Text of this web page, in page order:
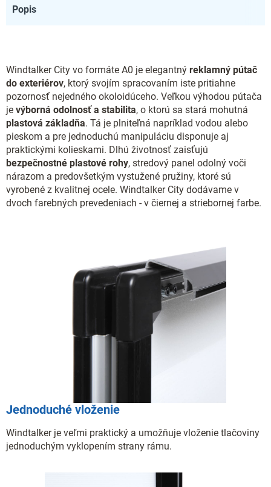
Popis
Windtalker City vo formáte A0 je elegantný reklamný pútač
do exteriérov, ktorý svojím spracovaním iste pritiahne
pozornosť nejedného okoloidúceho. Veľkou výhodou pútača
je výborná odolnosť a stabilita, o ktorú sa stará mohutná
plastová základňa. Tá je plniteľná napríklad vodou alebo
pieskom a pre jednoduchú manipuláciu disponuje aj
praktickými kolieskami. Dlhú životnosť zaisťujú
bezpečnostné plastové rohy, stredový panel odolný voči
nárazom a predovšetkým vystužené pružiny, ktoré sú
vyrobené z kvalitnej ocele. Windtalker City dodávame v
dvoch farebných prevedeniach - v čiernej a striebornej farbe.
Jednoduché vloženie
Windtalker je veľmi praktický a umožňuje vloženie tlačoviny
jednoduchým vyklopením strany rámu.